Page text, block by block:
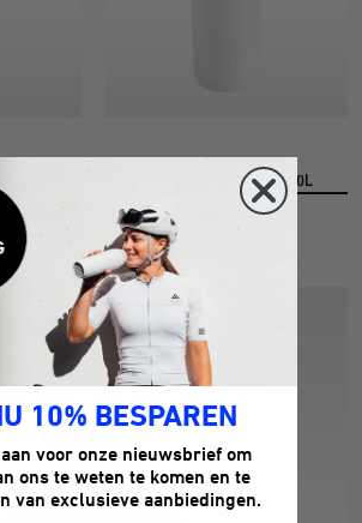
Drinkfles Titanium White 0,50L
Aanbiedingsprijs
€37,90
10% BESPAREN
voor onze nieuwsbrief om
ons te weten te komen en te
van exclusieve aanbiedingen.